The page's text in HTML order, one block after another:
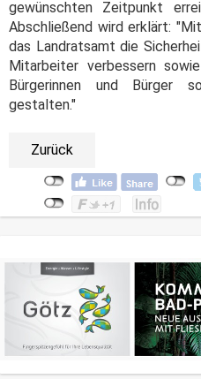
gewünschten Zeitpunkt
Abschließend wird erklärt:
das Landratsamt die
Mitarbeiter verbessern
Bürgerinnen und Bürger
gestalten."
Zurück